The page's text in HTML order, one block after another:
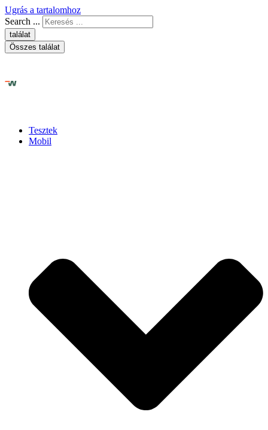
Ugrás a tartalomhoz
Search ...
találat
Összes találat
Tesztek
Mobil